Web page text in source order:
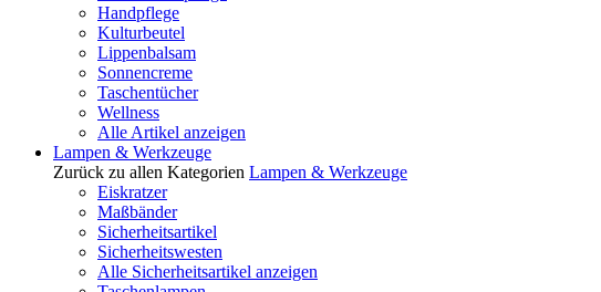
Handpflege
Kulturbeutel
Lippenbalsam
Sonnencreme
Taschentücher
Wellness
Alle Artikel anzeigen
Lampen & Werkzeuge
Zurück zu allen Kategorien Lampen & Werkzeuge
Eiskratzer
Maßbänder
Sicherheitsartikel
Sicherheitswesten
Alle Sicherheitsartikel anzeigen